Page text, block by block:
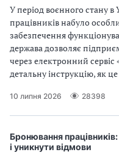
У період воєнного стану
працівників набуло
забезпечення
держава дозволяє
через електронний сервіс
детальну інструкцію, як
10 липня 2026 28398
Бронювання
і уникнути відмови